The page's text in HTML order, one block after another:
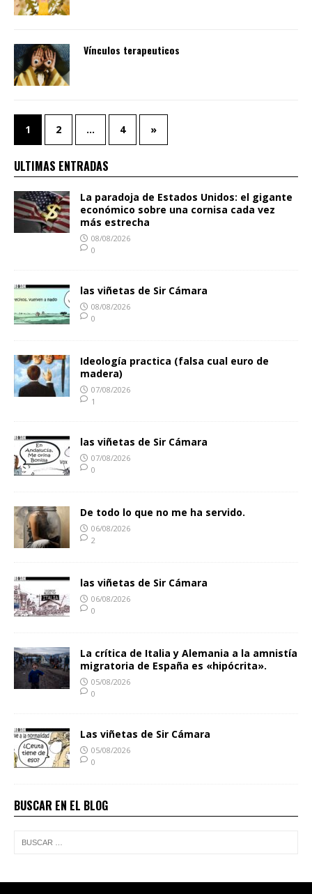
Vínculos terapeuticos
1 2 … 4 »
ULTIMAS ENTRADAS
La paradoja de Estados Unidos: el gigante
económico sobre una cornisa cada vez
más estrecha
08/08/2026
0
las viñetas de Sir Cámara
08/08/2026
0
Ideología practica (falsa cual euro de
madera)
07/08/2026
1
las viñetas de Sir Cámara
07/08/2026
0
De todo lo que no me ha servido.
06/08/2026
2
las viñetas de Sir Cámara
06/08/2026
0
La crítica de Italia y Alemania a la amnistía
migratoria de España es «hipócrita».
05/08/2026
0
Las viñetas de Sir Cámara
05/08/2026
0
BUSCAR EN EL BLOG